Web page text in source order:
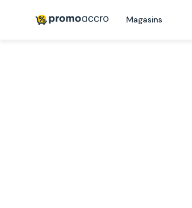
Magasins